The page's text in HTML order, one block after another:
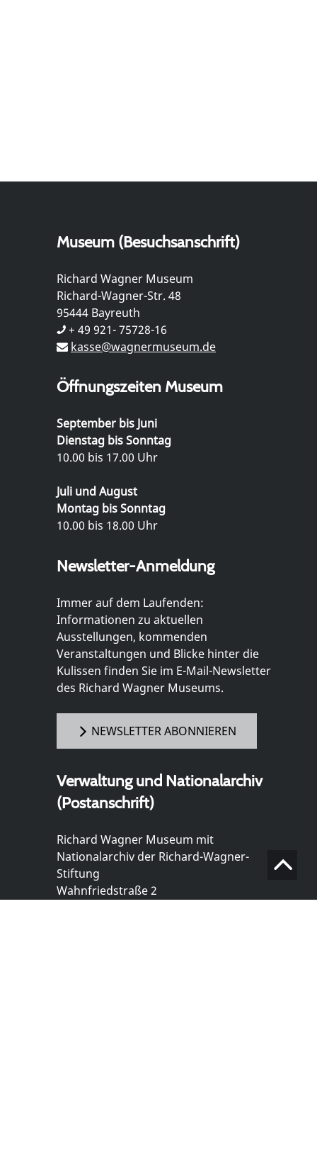
Museum (Besuchsanschrift)
Richard Wagner Museum
Richard-Wagner-Str. 48
95444 Bayreuth
+ 49 921- 75728-16
kasse@wagnermuseum.de
Öffnungszeiten Museum
September bis Juni
Dienstag bis Sonntag
10.00 bis 17.00 Uhr
Juli und August
Montag bis Sonntag
10.00 bis 18.00 Uhr
Newsletter-Anmeldung
Immer auf dem Laufenden:
Informationen zu aktuellen
Ausstellungen, kommenden
Veranstaltungen und Blicke hinter die
Kulissen finden Sie im E-Mail-Newsletter
des Richard Wagner Museums.
NEWSLETTER ABONNIEREN
Verwaltung und Nationalarchiv
(Postanschrift)
Richard Wagner Museum mit
Nationalarchiv der Richard-Wagner-
Stiftung
Wahnfriedstraße 2